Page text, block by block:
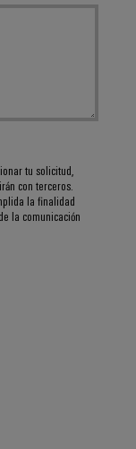
tu solicitud,
con terceros.
la finalidad
la comunicación